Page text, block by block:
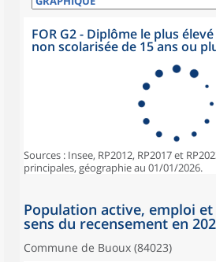
FOR G2 - Diplôme le plus
non scolarisée de 15 ans ou
Sources : Insee, RP2012, RP2017 et
principales, géographie au 01/01/2026.
Population active, emploi et
sens du recensement en
Commune de Buoux (84023)